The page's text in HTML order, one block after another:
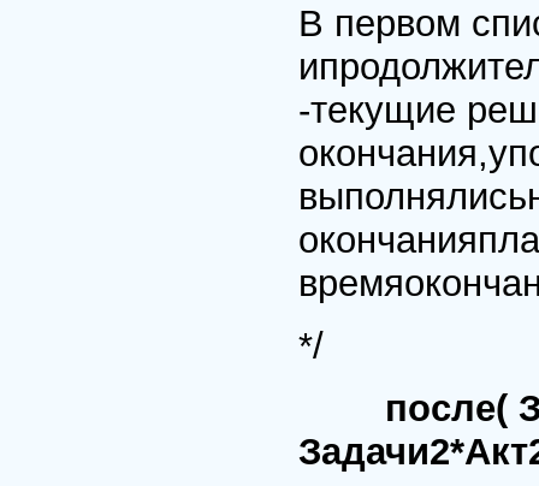
В первом
-текущие
*/
после(